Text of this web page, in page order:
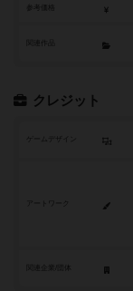
参考価格
関連作品
クレジット
ゲームデザイン
アートワーク